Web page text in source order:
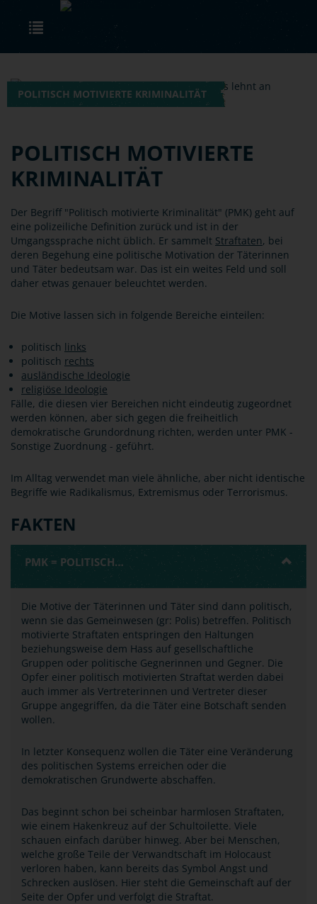
Skip to main content
POLITISCH MOTIVIERTE KRIMINALITÄT
POLITISCH MOTIVIERTE
KRIMINALITÄT
Der Begriff "Politisch motivierte Kriminalität" (PMK) geht auf
eine polizeiliche Definition zurück und ist in der
Umgangssprache nicht üblich. Er sammelt Straftaten, bei
deren Begehung eine politische Motivation der Täterinnen
und Täter bedeutsam war. Das ist ein weites Feld und soll
daher etwas genauer beleuchtet werden.
Die Motive lassen sich in folgende Bereiche einteilen:
politisch links
politisch rechts
ausländische Ideologie
religiöse Ideologie
Fälle, die diesen vier Bereichen nicht eindeutig zugeordnet
werden können, aber sich gegen die freiheitlich
demokratische Grundordnung richten, werden unter PMK -
Sonstige Zuordnung - geführt.
Im Alltag verwendet man viele ähnliche, aber nicht identische
Begriffe wie Radikalismus, Extremismus oder Terrorismus.
FAKTEN
PMK = POLITISCH…
Die Motive der Täterinnen und Täter sind dann politisch,
wenn sie das Gemeinwesen (gr: Polis) betreffen. Politisch
motivierte Straftaten entspringen den Haltungen
beziehungsweise dem Hass auf gesellschaftliche
Gruppen oder politische Gegnerinnen und Gegner. Die
Opfer einer politisch motivierten Straftat werden dabei
auch immer als Vertreterinnen und Vertreter dieser
Gruppe angegriffen, da die Täter eine Botschaft senden
wollen.
In letzter Konsequenz wollen die Täter eine Veränderung
des politischen Systems erreichen oder die
demokratischen Grundwerte abschaffen.
Das beginnt schon bei scheinbar harmlosen Straftaten,
wie einem Hakenkreuz auf der Schultoilette. Viele
schauen einfach darüber hinweg. Aber bei Menschen,
welche große Teile der Verwandtschaft im Holocaust
verloren haben, kann bereits das Symbol Angst und
Schrecken auslösen. Hier steht die Gemeinschaft auf der
Seite der Opfer und verfolgt die Straftat.